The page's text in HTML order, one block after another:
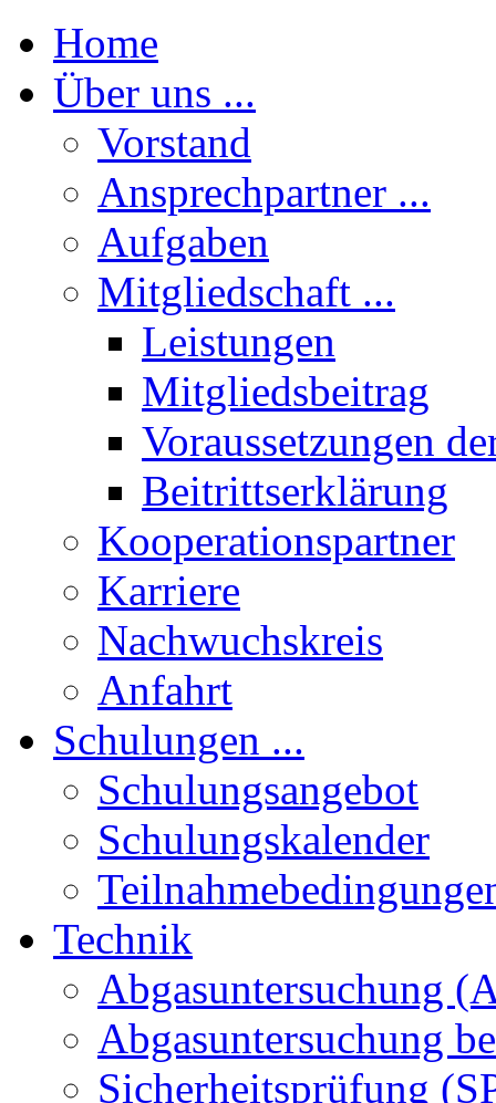
Home
Über uns ...
Vorstand
Ansprechpartner ...
Aufgaben
Mitgliedschaft ...
Leistungen
Mitgliedsbeitrag
Voraussetzungen
Beitrittserklärung
Kooperationspartner
Karriere
Nachwuchskreis
Anfahrt
Schulungen ...
Schulungsangebot
Schulungskalender
Technik
Abgasuntersuchung
Abgasuntersuchung
Sicherheitsprüfung